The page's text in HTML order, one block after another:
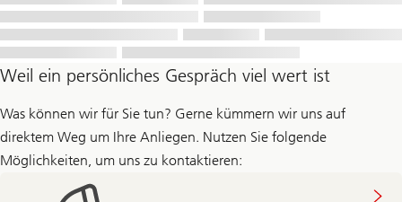
Weil ein persönliches Gespräch viel wert ist
Was können wir für Sie tun? Gerne kümmern wir uns auf
direktem Weg um Ihre Anliegen. Nutzen Sie folgende
Möglichkeiten, um uns zu kontaktieren: